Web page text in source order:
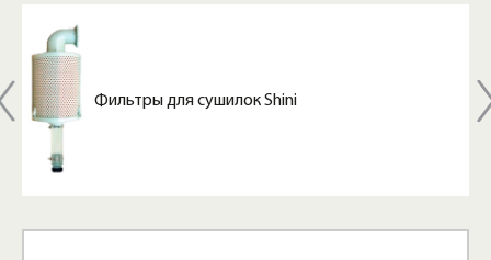
Фильтры для сушилок Shini